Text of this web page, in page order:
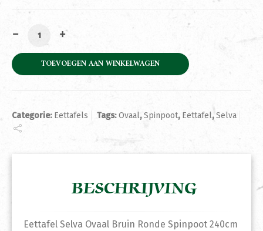
Eettafel Selva Ovaal Bruin Ronde Spinpoot 240cm
TOEVOEGEN AAN WINKELWAGEN
Categorie: Eettafels Tags:Ovaal,Spinpoot, Eettafel,Selva
BESCHRIJVING
Eettafel Selva Ovaal Bruin Ronde Spinpoot 240cm